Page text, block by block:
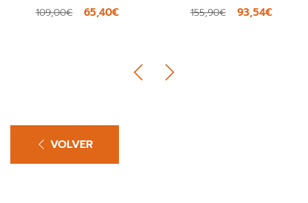
109,00€ 65,40€ 155,90€ 93,54€
VOLVER